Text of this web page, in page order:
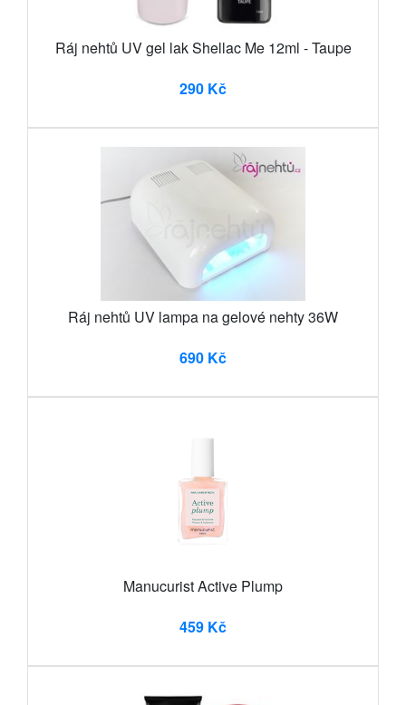
Ráj nehtů UV gel lak Shellac Me 12ml - Taupe
290 Kč
Ráj nehtů UV lampa na gelové nehty 36W
690 Kč
Manucurist Active Plump
459 Kč